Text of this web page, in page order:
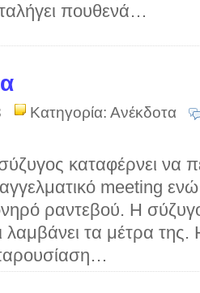
πουθενά…
Κατηγορία: Ανέκδοτα
καταφέρνει να
meeting
ραντεβού. Η
λαμβάνει τα μέτρα